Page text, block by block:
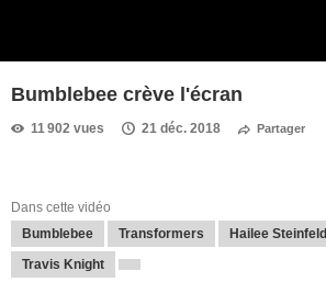
Bumblebee crève l'écran
11 902 vues 21 déc. 2018 Partager
Dans cette vidéo
Bumblebee
Transformers Hailee Steinfeld
Travis Knight